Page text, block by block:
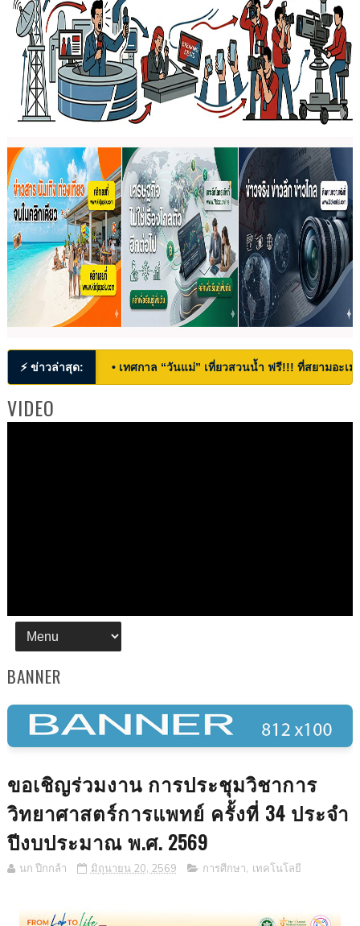
⚡ ข่าวล่าสุด: • เทศกาล “วันแม่” เที่ยวสวนน้ำ ฟรี!!! ที่สยามอะ
VIDEO
BANNER
ขอเชิญร่วมงาน การประชุมวิชาการ
วิทยาศาสตร์การแพทย์ ครั้งที่ 34 ประจำ
ปีงบประมาณ พ.ศ. 2569
นก ปีกกล้า มิถุนายน 20, 2569 การศีกษา, เทคโนโลยี